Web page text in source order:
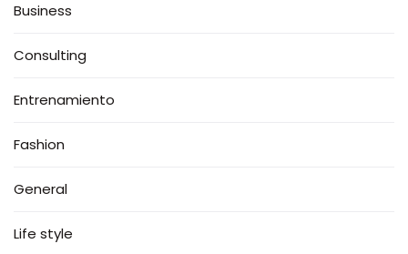
Business
Consulting
Entrenamiento
Fashion
General
Life style